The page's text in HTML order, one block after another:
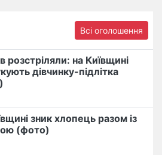
Всі оголошення
розстріляли: на Київщині
дівчинку-підлітка
зник хлопець разом із
(фото)